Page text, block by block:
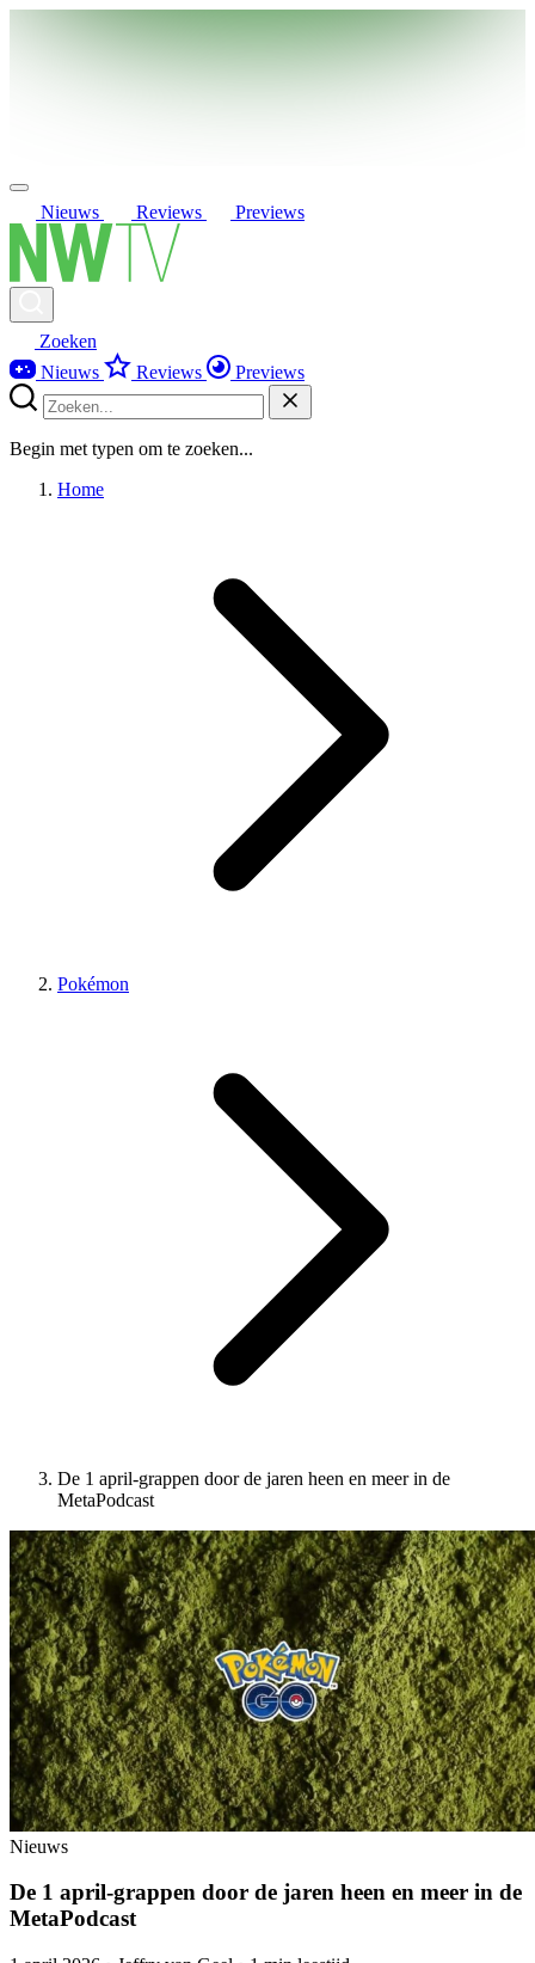
Nieuws Reviews Previews
Zoeken
Nieuws
Reviews Previews
Begin met typen om te zoeken...
Home
Pokémon
De 1 april-grappen door de jaren heen en meer in de
MetaPodcast
Nieuws
De 1 april-grappen door de jaren heen en meer in de
MetaPodcast